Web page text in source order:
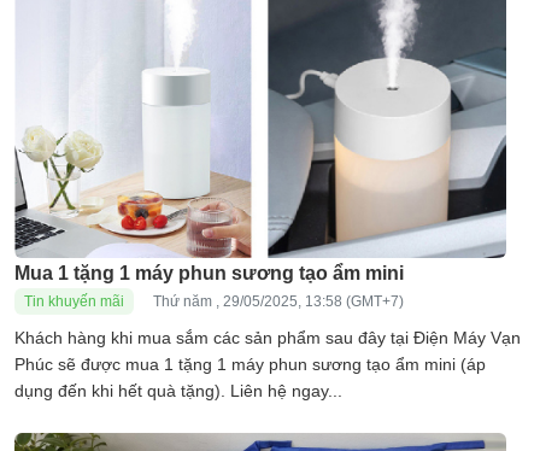
Mua 1 tặng 1 máy phun sương tạo ẩm mini
Tin khuyến mãi Thứ năm , 29/05/2025, 13:58 (GMT+7)
Khách hàng khi mua sắm các sản phẩm sau đây tại Điện Máy Vạn
Phúc sẽ được mua 1 tặng 1 máy phun sương tạo ẩm mini (áp
dụng đến khi hết quà tặng). Liên hệ ngay...